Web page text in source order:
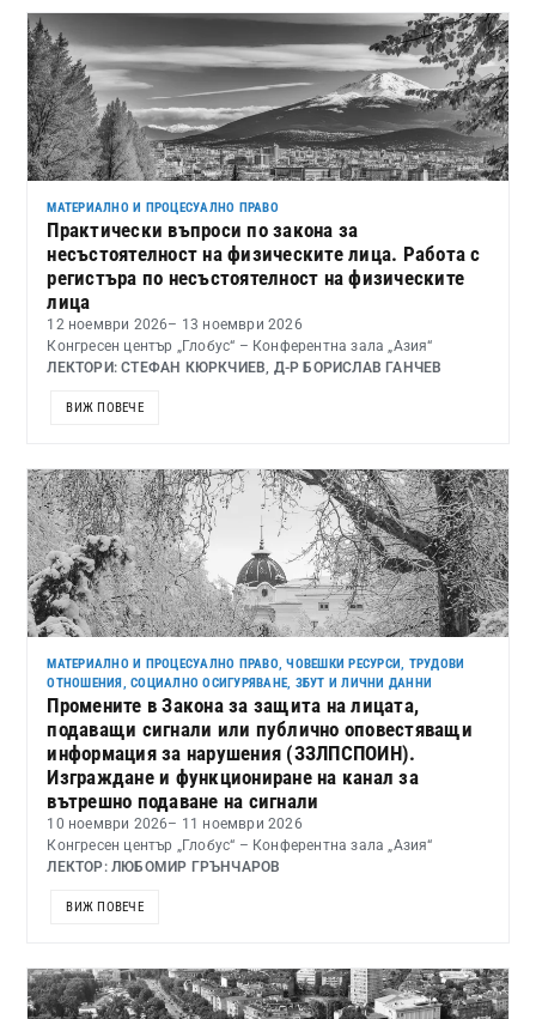
МАТЕРИАЛНО И ПРОЦЕСУАЛНО ПРАВО
Практически въпроси по закона за
несъстоятелност на физическите лица. Работа с
регистъра по несъстоятелност на физическите
лица
12 ноември 2026– 13 ноември 2026
Конгресен център „Глобус“ – Конферентна зала „Азия“
ЛЕКТОРИ: СТЕФАН КЮРКЧИЕВ, Д-Р БОРИСЛАВ ГАНЧЕВ
ВИЖ ПОВЕЧЕ
МАТЕРИАЛНО И ПРОЦЕСУАЛНО ПРАВО,ЧОВЕШКИ РЕСУРСИ, ТРУДОВИ
ОТНОШЕНИЯ, СОЦИАЛНО ОСИГУРЯВАНЕ, ЗБУТ И ЛИЧНИ ДАННИ
Промените в Закона за защита на лицата,
подаващи сигнали или публично оповестяващи
информация за нарушения (ЗЗЛПСПОИН).
Изграждане и функциониране на канал за
вътрешно подаване на сигнали
10 ноември 2026– 11 ноември 2026
Конгресен център „Глобус“ – Конферентна зала „Азия“
ЛЕКТОР: ЛЮБОМИР ГРЪНЧАРОВ
ВИЖ ПОВЕЧЕ